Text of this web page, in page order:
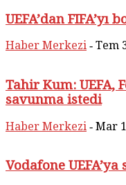
UEFA’dan FIFA’yı
Haber Merkezi - Tem
Tahir Kum: UEFA,
savunma istedi
Haber Merkezi - Mar
Vodafone